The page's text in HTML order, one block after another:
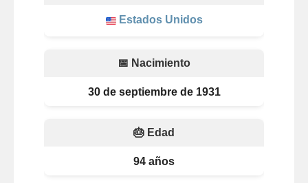
Estados Unidos
📅 Nacimiento
30 de septiembre de 1931
🎂 Edad
94 años